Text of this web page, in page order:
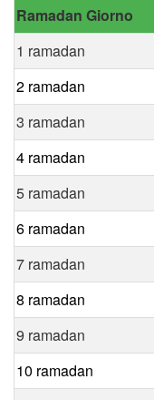
Ramadan Giorno
1 ramadan
2 ramadan
3 ramadan
4 ramadan
5 ramadan
6 ramadan
7 ramadan
8 ramadan
9 ramadan
10 ramadan